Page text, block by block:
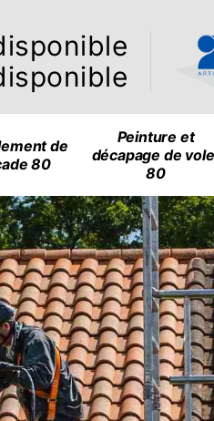
de
80
Peinture et
décapage de
80